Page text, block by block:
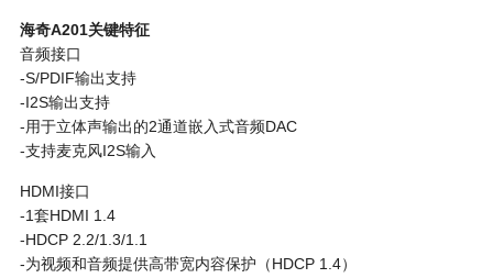
海奇A201关键特征
音频接口
-S/PDIF输出支持
-I2S输出支持
-用于立体声输出的2通道嵌入式音频DAC
-支持麦克风I2S输入
HDMI接口
-1套HDMI 1.4
-HDCP 2.2/1.3/1.1
-为视频和音频提供高带宽内容保护（HDCP 1.4）